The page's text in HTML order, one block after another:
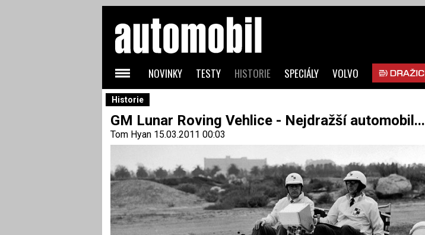
Historie
GM Lunar Roving Vehlice - Nejdražší automobil...
Tom Hyan15.03.2011 00:03
NOVINKY TESTY HISTORIE SPECIÁLY VOLVO